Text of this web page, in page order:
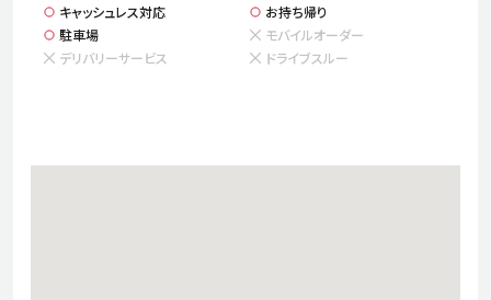
キャッシュレス対応
お持ち帰り
駐車場
モバイルオーダー
デリバリーサービス
ドライブスルー